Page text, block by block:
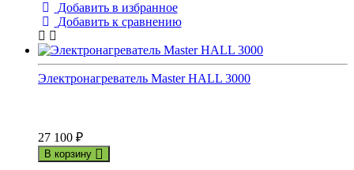
Добавить в избранное
Добавить к сравнению
Электронагреватель Master HALL 3000
27 100 ₽
В корзину